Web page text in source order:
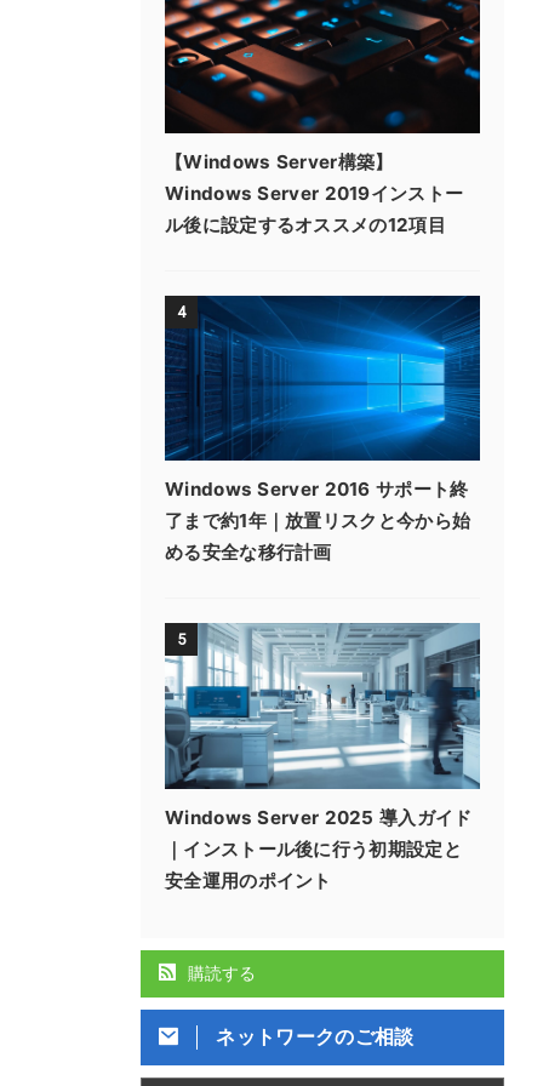
【Windows Server構築】
Windows Server 2019インストー
ル後に設定するオススメの12項目
4
Windows Server 2016 サポート終
了まで約1年｜放置リスクと今から始
める安全な移行計画
5
Windows Server 2025 導入ガイド
｜インストール後に行う初期設定と
安全運用のポイント
購読する
ネットワークのご相談